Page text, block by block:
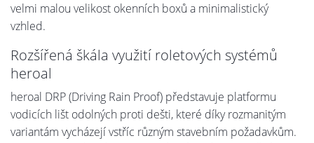
velmi malou velikost okenních boxů a minimalistický
vzhled.
Rozšířená škála využití roletových systémů
heroal
heroal DRP (Driving Rain Proof) představuje platformu
vodicích lišt odolných proti dešti, které díky rozmanitým
variantám vycházejí vstříc různým stavebním požadavkům.